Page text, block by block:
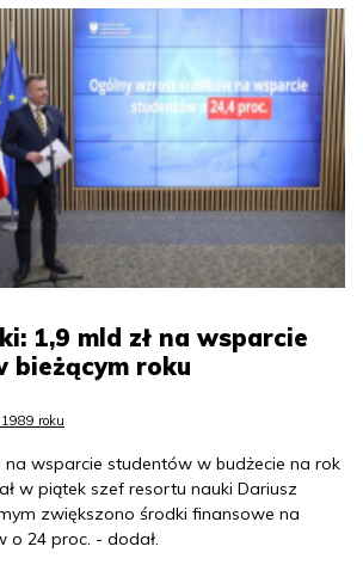
1,9 mld zł na wsparcie
bieżącym roku
1989 roku
na wsparcie studentów w budżecie na rok
w piątek szef resortu nauki Dariusz
zwiększono środki finansowe na
o 24 proc. - dodał.